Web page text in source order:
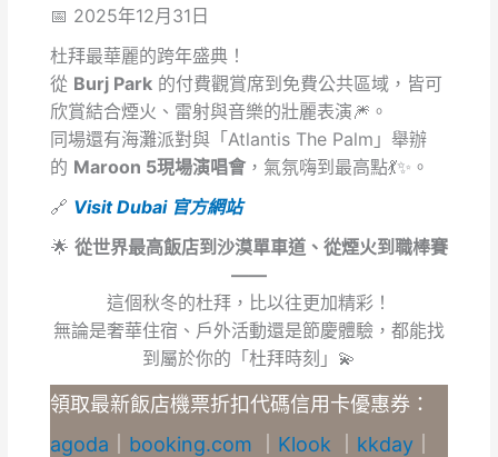
📅 2025年12月31日
杜拜最華麗的跨年盛典！
從 Burj Park 的付費觀賞席到免費公共區域，皆可
欣賞結合煙火、雷射與音樂的壯麗表演🎆。
同場還有海灘派對與「Atlantis The Palm」舉辦
的 Maroon 5現場演唱會，氣氛嗨到最高點💃✨。
🔗 Visit Dubai 官方網站
🌟 從世界最高飯店到沙漠單車道、從煙火到職棒賽
——
這個秋冬的杜拜，比以往更加精彩！
無論是奢華住宿、戶外活動還是節慶體驗，都能找
到屬於你的「杜拜時刻」💫
領取最新飯店機票折扣代碼信用卡優惠券：
agoda
booking.com Klook kkday